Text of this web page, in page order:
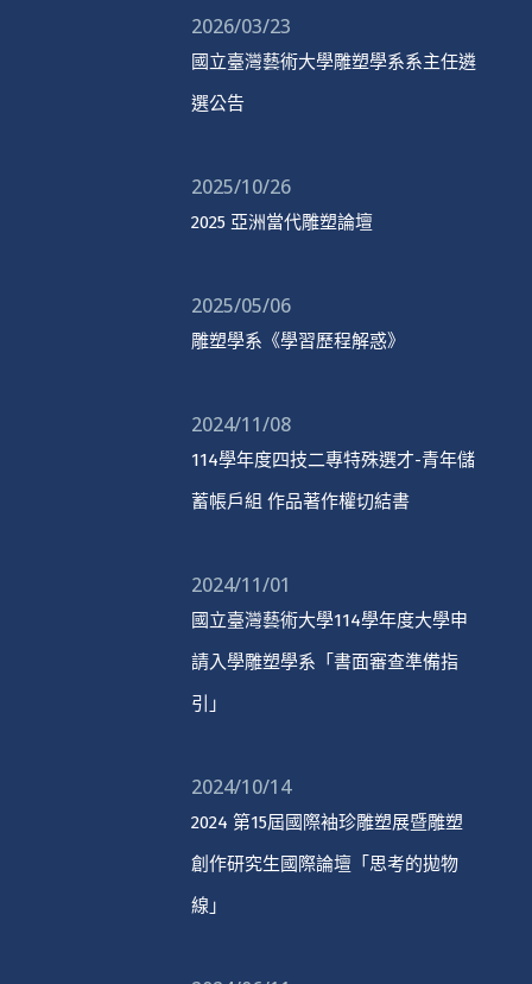
2026/03/23
國立臺灣藝術大學雕塑學系系主任遴
選公告
2025/10/26
2025 亞洲當代雕塑論壇
2025/05/06
雕塑學系《學習歷程解惑》
2024/11/08
114學年度四技二專特殊選才-青年儲
蓄帳戶組 作品著作權切結書
2024/11/01
國立臺灣藝術大學114學年度大學申
請入學雕塑學系「書面審查準備指
引」
2024/10/14
2024 第15屆國際袖珍雕塑展暨雕塑
創作研究生國際論壇「思考的拋物
線」